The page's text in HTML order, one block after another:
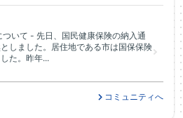
いて - 先日、国民健康保険の納入通
しました。居住地である市は国保保険
た。昨年...
コミュニティへ